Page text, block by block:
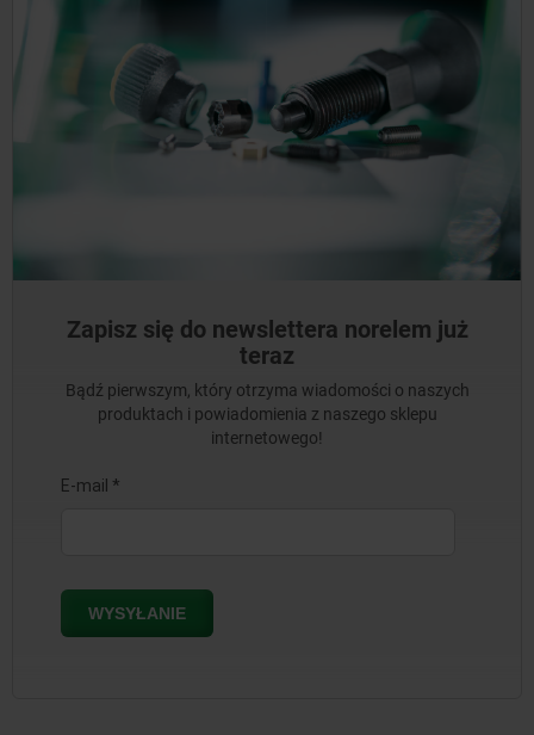
Zapisz się do newslettera norelem już
teraz
Bądź pierwszym, który otrzyma wiadomości o naszych
produktach i powiadomienia z naszego sklepu
internetowego!